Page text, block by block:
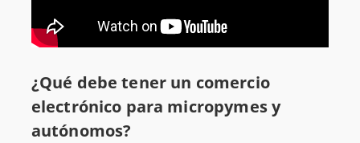
¿Qué debe tener un comercio
electrónico para micropymes y
autónomos?